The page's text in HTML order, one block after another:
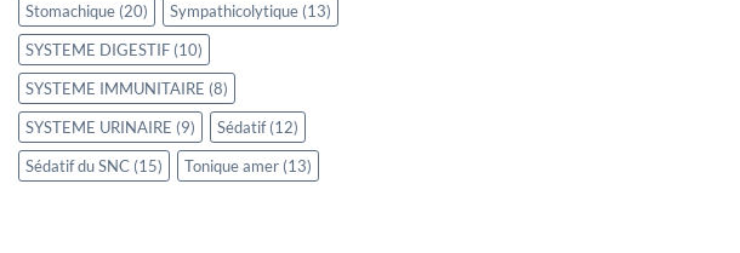
Stomachique (20) Sympathicolytique (13)
SYSTEME DIGESTIF (10)
SYSTEME IMMUNITAIRE (8)
SYSTEME URINAIRE (9) Sédatif(12)
Sédatif du SNC (15) Tonique amer (13)